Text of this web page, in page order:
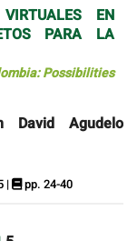
EN
PARA LA
Possibilities
David Agudelo
| pp. 24-40